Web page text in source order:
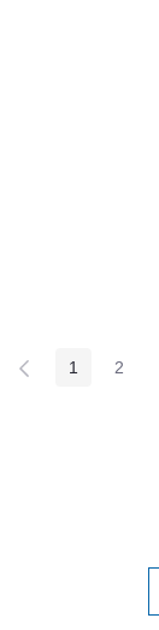
Page
1 Page
2